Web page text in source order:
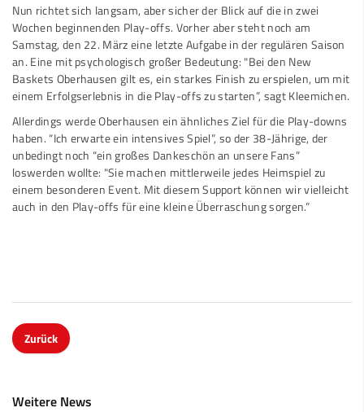
⁠Nun richtet sich langsam, aber sicher der Blick auf die in zwei
Wochen beginnenden Play-offs. Vorher aber steht noch am
Samstag, den 22. März eine letzte Aufgabe in der regulären Saison
an. Eine mit psychologisch großer Bedeutung: "Bei den New
Baskets Oberhausen gilt es, ein starkes Finish zu erspielen, um mit
einem Erfolgserlebnis in die Play-offs zu starten”, sagt Kleemichen.
Allerdings werde Oberhausen ein ähnliches Ziel für die Play-downs
haben. “Ich erwarte ein intensives Spiel”, so der 38-Jährige, der
unbedingt noch “ein großes Dankeschön an unsere Fans”
loswerden wollte: "Sie machen mittlerweile jedes Heimspiel zu
einem besonderen Event. Mit diesem Support können wir vielleicht
auch in den Play-offs für eine kleine Überraschung sorgen.”
Zurück
Weitere News